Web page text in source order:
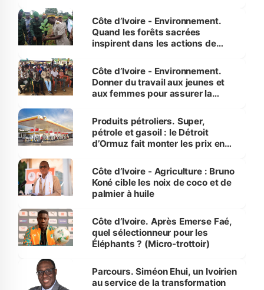
Côte d’Ivoire - Environnement.
Quand les forêts sacrées
inspirent dans les actions de
Côte d’Ivoire - Environnement.
Donner du travail aux jeunes et
aux femmes pour assurer la
menacées
Produits pétroliers. Super,
pétrole et gasoil : le Détroit
d’Ormuz fait monter les prix en
Côte d’Ivoire - Agriculture : Bruno
Koné cible les noix de coco et de
palmier à huile
Côte d’Ivoire. Après Emerse Faé,
quel sélectionneur pour les
Éléphants ? (Micro-trottoir)
Parcours. Siméon Ehui, un Ivoirien
au service de la transformation